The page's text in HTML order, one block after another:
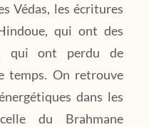
Védas, les écritures
qui ont des
qui ont perdu de
temps. On retrouve
dans les
du Brahmane